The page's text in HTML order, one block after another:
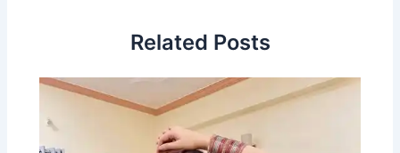
Related Posts